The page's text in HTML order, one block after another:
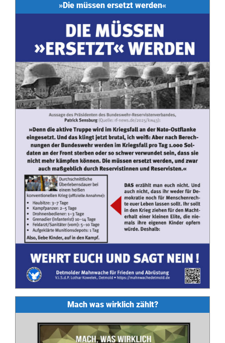
»Die müssen ersetzt werden«
Mach was wirklich zählt?